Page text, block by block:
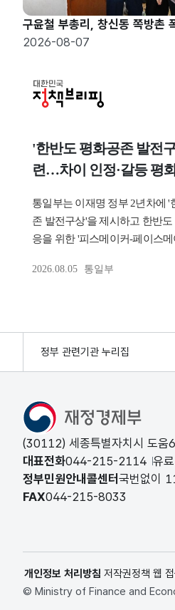
2026-08-07
정부 관련기관 누리집
(30112) 세종특별자치시 도움
대표전화044-215-2114 유료
정부민원안내콜센터 국번없이
FAX044-215-8033
개인정보 처리방침 저작권정책 웹
© Ministry of Finance and